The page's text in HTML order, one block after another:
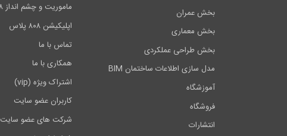
ماموریت و چشم انداز ۸۰۸
اپلیکیشن ۸۰۸ پلاس
تماس با ما
همکاری با ما
اشتراک ویژه (vip)
کاربران عضو سایت
شرکت های عضو سایت
بخش عمران
بخش معماری
بخش طراحی عملکردی
مدل سازی اطلاعات ساختمان BIM
آموزشگاه
فروشگاه
انتشارات